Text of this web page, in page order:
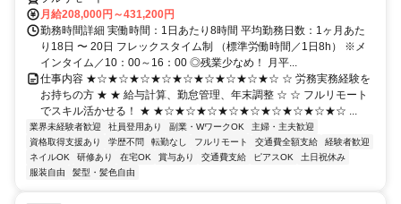
月給208,000円～431,200円
勤務時間詳細 実働時間：1日あたり8時間 平均勤務日数：1ヶ月あた
り18日 〜 20日 フレックスタイム制 （標準労働時間／1日8h） ※メ
インタイム／10：00～16：00 ◎残業少なめ！ 月平...
仕事内容 ★☆★☆★☆★☆★☆★☆★☆★☆★☆ ☆ 労務実務経験を
お持ちの方 ★ ★ 給与計算、勤怠管理、年末調整 ☆ ☆ フルリモート
でスキル活かせる！ ★ ★☆★☆★☆★☆★☆★☆★☆★☆★☆ ...
業界未経験者歓迎 社員登用あり 副業・WワークOK
主婦・主夫歓迎
資格取得支援あり
学歴不問 転勤なし フルリモート 交通費全額支給
経験者歓迎
ネイルOK
研修あり 在宅OK 賞与あり 交通費支給 ピアスOK
土日祝休み
服装自由
髪型・髪色自由